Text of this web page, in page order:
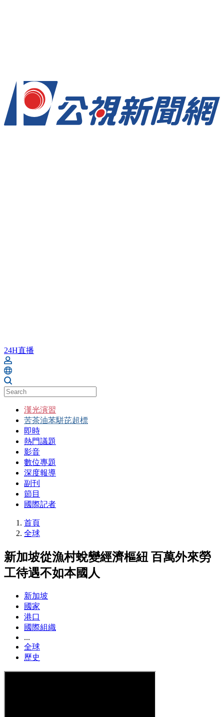
24H直播
漢光演習
苦茶油苯駢芘超標
即時
熱門議題
影音
數位專題
深度報導
副刊
節目
國際記者
首頁
全球
新加坡從漁村蛻變經濟樞紐 百萬外來勞
工待遇不如本國人
新加坡
國家
港口
國際組織
...
全球
歷史